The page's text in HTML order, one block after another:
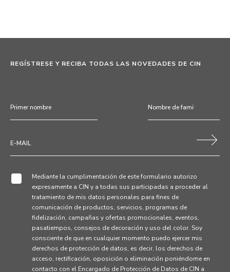
REGÍSTRESE Y RECIBA TODAS LAS NOVEDADES DE CIN
Mediante la cumplimentación de este formulario autorizo
expresamente a CIN y a todas sus participadas a proceder al
tratamiento de mis datos personales para fines de
comunicación de productos, servicios, programas de
fidelización, campañas y ofertas promocionales, eventos,
pasatiempos, consejos de decoración y uso del color. Soy
consciente de que en cualquier momento puedo ejercer mis
derechos de protección de datos, es decir, los derechos de
acceso, rectificación, oposición o eliminación poniéndome en
contacto con el Encargado de Protección de Datos de CIN a